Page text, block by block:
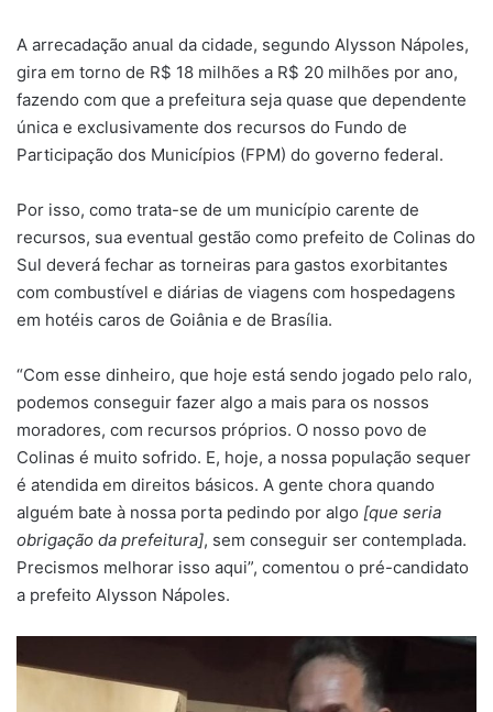
A arrecadação anual da cidade, segundo Alysson Nápoles,
gira em torno de R$ 18 milhões a R$ 20 milhões por ano,
fazendo com que a prefeitura seja quase que dependente
única e exclusivamente dos recursos do Fundo de
Participação dos Municípios (FPM) do governo federal.
Por isso, como trata-se de um município carente de
recursos, sua eventual gestão como prefeito de Colinas do
Sul deverá fechar as torneiras para gastos exorbitantes
com combustível e diárias de viagens com hospedagens
em hotéis caros de Goiânia e de Brasília.
“Com esse dinheiro, que hoje está sendo jogado pelo ralo,
podemos conseguir fazer algo a mais para os nossos
moradores, com recursos próprios. O nosso povo de
Colinas é muito sofrido. E, hoje, a nossa população sequer
é atendida em direitos básicos. A gente chora quando
alguém bate à nossa porta pedindo por algo [que seria
obrigação da prefeitura], sem conseguir ser contemplada.
Precismos melhorar isso aqui”, comentou o pré-candidato
a prefeito Alysson Nápoles.